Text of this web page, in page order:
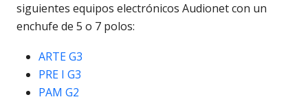
siguientes equipos electrónicos Audionet con un
enchufe de 5 o 7 polos:
ARTE G3
PRE I G3
PAM G2